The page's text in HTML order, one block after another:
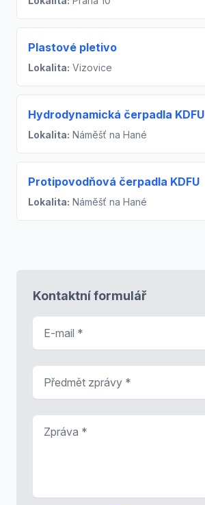
Plastové pletivo
Lokalita: Vizovice
Hydrodynamická čerpadla KDFU
Lokalita: Náměšť na Hané
Protipovodňová čerpadla KDFU
Lokalita: Náměšť na Hané
Kontaktní formulář